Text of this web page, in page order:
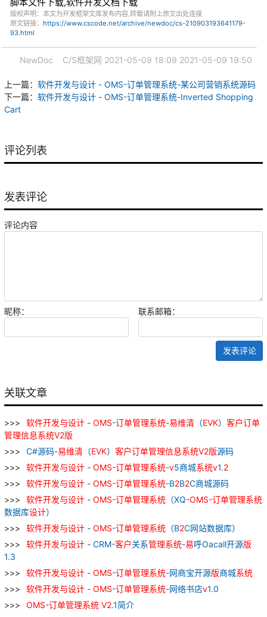
版权声明：本文为开发框架文库发布内容,转载请附上原文出处连接
原文链接： https://www.cscode.net/archive/newdoc/cs-210903193641179-
93.html
NewDoc C/S框架网 2021-05-09 18:09 2021-05-09 19:50
上一篇： 软件开发与设计 - OMS-订单管理系统-某公司营销系统源码
下一篇： 软件开发与设计 - OMS-订单管理系统-Inverted Shopping
Cart
评论列表
发表评论
评论内容
昵称： 联系邮箱：
发表评论
关联文章
软件开发与设计 - OMS-订单管理系统-易维清 （EVK） 客户订单
管理信息系统V2版
C#源码-易维清 （EVK） 客户订单管理信息系统V2版源码
软件开发与设计 - OMS-订单管理系统-v5商城系统v1.2
软件开发与设计 - OMS-订单管理系统-B2B2C商城源码
软件开发与设计 - OMS-订单管理系统 （XQ-OMS-订单管理系统
数据库设计）
软件开发与设计 - OMS-订单管理系统 （B2C网站数据库）
软件开发与设计 - CRM-客户关系管理系统-易呼Oacall开源版
1.3
软件开发与设计 - OMS-订单管理系统-网商宝开源版商城系统
软件开发与设计 - OMS-订单管理系统-网络书店v1.0
OMS-订单管理系统 V2.1简介